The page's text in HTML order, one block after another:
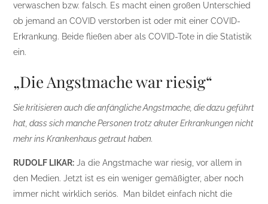
verwaschen bzw. falsch. Es macht einen großen Unterschied
ob jemand an COVID verstorben ist oder mit einer COVID-
Erkrankung. Beide fließen aber als COVID-Tote in die Statistik
ein.
„Die Angstmache war riesig“
Sie kritisieren auch die anfängliche Angstmache, die dazu geführt
hat, dass sich manche Personen trotz akuter Erkrankungen nicht
mehr ins Krankenhaus getraut haben.
RUDOLF LIKAR: Ja die Angstmache war riesig, vor allem in
den Medien. Jetzt ist es ein weniger gemäßigter, aber noch
immer nicht wirklich seriös. Man bildet einfach nicht die